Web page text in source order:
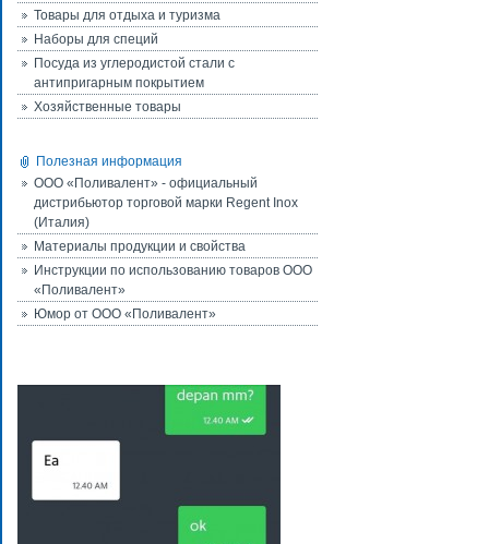
Товары для отдыха и туризма
Наборы для специй
Посуда из углеродистой стали с
антипригарным покрытием
Хозяйственные товары
Полезная информация
ООО «Поливалент» - официальный
дистрибьютор торговой марки Regent Inox
(Италия)
Материалы продукции и свойства
Инструкции по использованию товаров ООО
«Поливалент»
Юмор от ООО «Поливалент»